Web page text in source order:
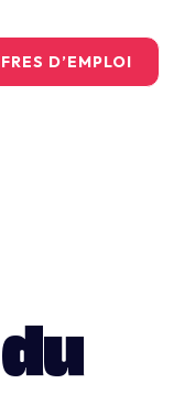
D’EMPLOI